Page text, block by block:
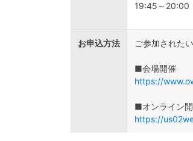
19:45～20:00
お申込方法 ご参加された
■会場開催
https://
■オンライン
https://